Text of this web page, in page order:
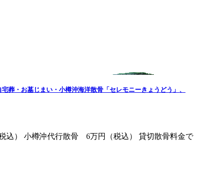
・お墓じまい・小樽沖海洋散骨「セレモニーきょうどう」、
込） 小樽沖代行散骨 6万円（税込） 貸切散骨料金で